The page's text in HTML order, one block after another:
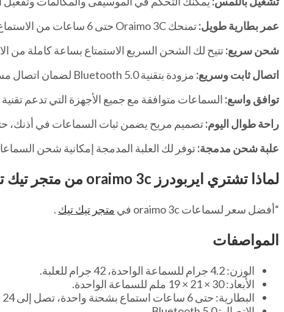
عمر بطارية طويل:تمنحك Oraimo 3C حتى 6 ساعات من الاستماع المتواصل بشحنة واحدة، ومع العلبة المدمجة يمكن أن تصل حتى 24 ساعة من الاستخدام.
شحن سريع:تتيح لك الشحن السريع الاستمتاع بساعة كاملة من الاستماع
اتصال ثابت وسريع: مزودة بتقنية Bluetooth 5.0 لضمان اتصال مستقر وسريع مع أجهزتك بدون تقطيع أو تأخير.
توافق واسع: السماعات متوافقة مع جميع الأجهزة التي تدعم تقنية Bluetooth، بما في ذلك الهواتف الذكية والأجهزة اللوحية وأجهزة الكمبيوتر.
راحة طوال اليوم:تصميم مريح يضمن ثبات السماعات في أذنك، حتى
علبة شحن مدمجة:توفر لك العلبة المدمجة إمكانية شحن
لماذا تشتري ايربودرز oraimo 3c من متجر تيك
“أفضل سعر لسماعات oraimo 3c في متجر تيك تيك .
المواصفات
الوزن: 4.2 جرام للسماعة الواحدة، 42 جرام للعلبة.
الأبعاد: 30 × 21 × 19 ملم للسماعة الواحدة.
البطارية: حتى 6 ساعات استماع بشحنة واحدة، تصل إلى 24 ساعة مع العلبة.